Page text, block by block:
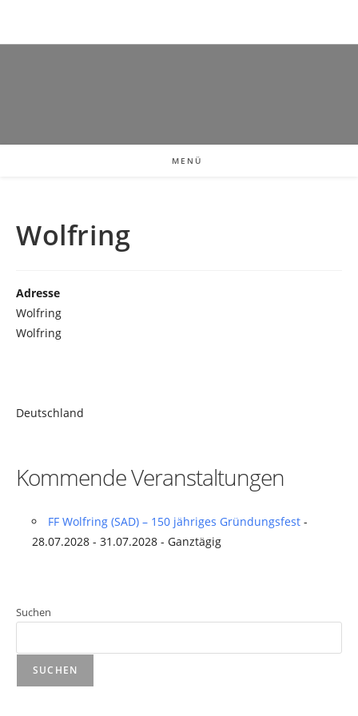
MENÜ
Wolfring
Adresse
Wolfring
Wolfring
Deutschland
Kommende Veranstaltungen
FF Wolfring (SAD) – 150 jähriges Gründungsfest -
28.07.2028 - 31.07.2028 - Ganztägig
Suchen
SUCHEN